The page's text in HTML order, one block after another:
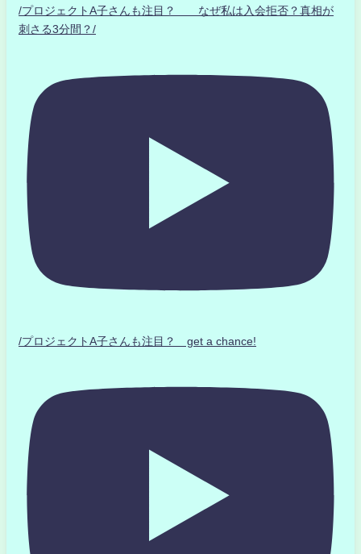
/プロジェクトA子さんも注目？ なぜ私は入会拒否？真相が
刺さる3分間？/
/プロジェクトA子さんも注目？ get a chance!